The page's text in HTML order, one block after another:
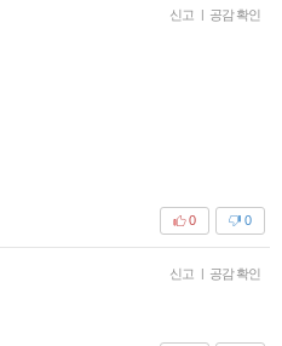
신고 | 공감 확인
0
0
신고 | 공감 확인